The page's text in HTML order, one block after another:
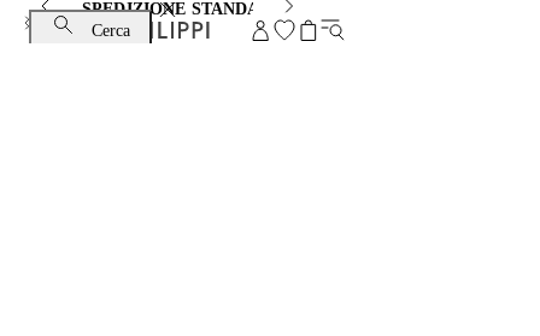
SPEDIZIONE STANDARD E CAMBIO GRATUITI
Cerca